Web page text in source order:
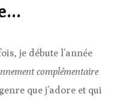
je débute l’année
complémentaire
que j’adore et qui